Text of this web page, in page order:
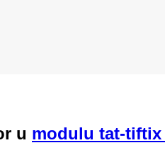
u modulu tat-